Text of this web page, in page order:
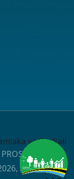
ya Serikali
Haki zote